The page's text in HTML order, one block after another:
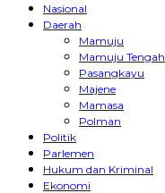
Nasional
Daerah
Mamuju
Mamuju Tengah
Pasangkayu
Majene
Mamasa
Polman
Politik
Parlemen
Hukum dan Kriminal
Ekonomi